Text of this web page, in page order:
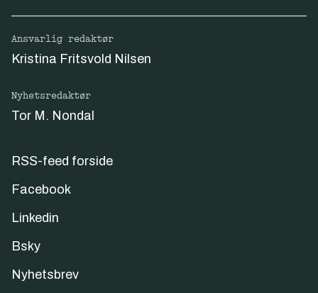
Ansvarlig redaktør
Kristina Fritsvold Nilsen
Nyhetsredaktør
Tor M. Nondal
RSS-feed forside
Facebook
Linkedin
Bsky
Nyhetsbrev